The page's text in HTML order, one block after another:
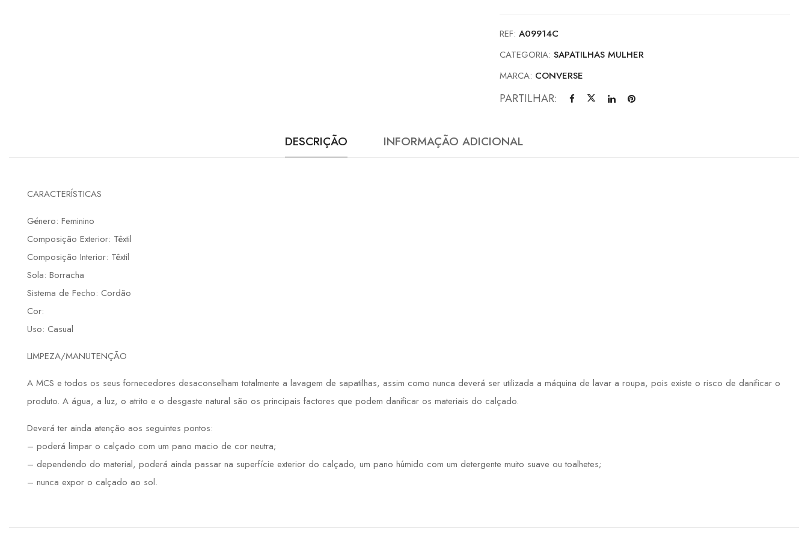
REF:A09914C
CATEGORIA:SAPATILHAS MULHER
MARCA: CONVERSE
PARTILHAR:
DESCRIÇÃO INFORMAÇÃO ADICIONAL
CARACTERÍSTICAS
Género: Feminino
Composição Exterior: Têxtil
Composição Interior: Têxtil
Sola: Borracha
Sistema de Fecho: Cordão
Cor:
Uso: Casual
LIMPEZA/MANUTENÇÃO
A MCS e todos os seus fornecedores desaconselham totalmente a lavagem de sapatilhas, assim como nunca deverá ser utilizada a máquina de lavar a roupa, pois existe o risco de danificar o
produto. A água, a luz, o atrito e o desgaste natural são os principais factores que podem danificar os materiais do calçado.
Deverá ter ainda atenção aos seguintes pontos:
– poderá limpar o calçado com um pano macio de cor neutra;
– dependendo do material, poderá ainda passar na superfície exterior do calçado, um pano húmido com um detergente muito suave ou toalhetes;
– nunca expor o calçado ao sol.